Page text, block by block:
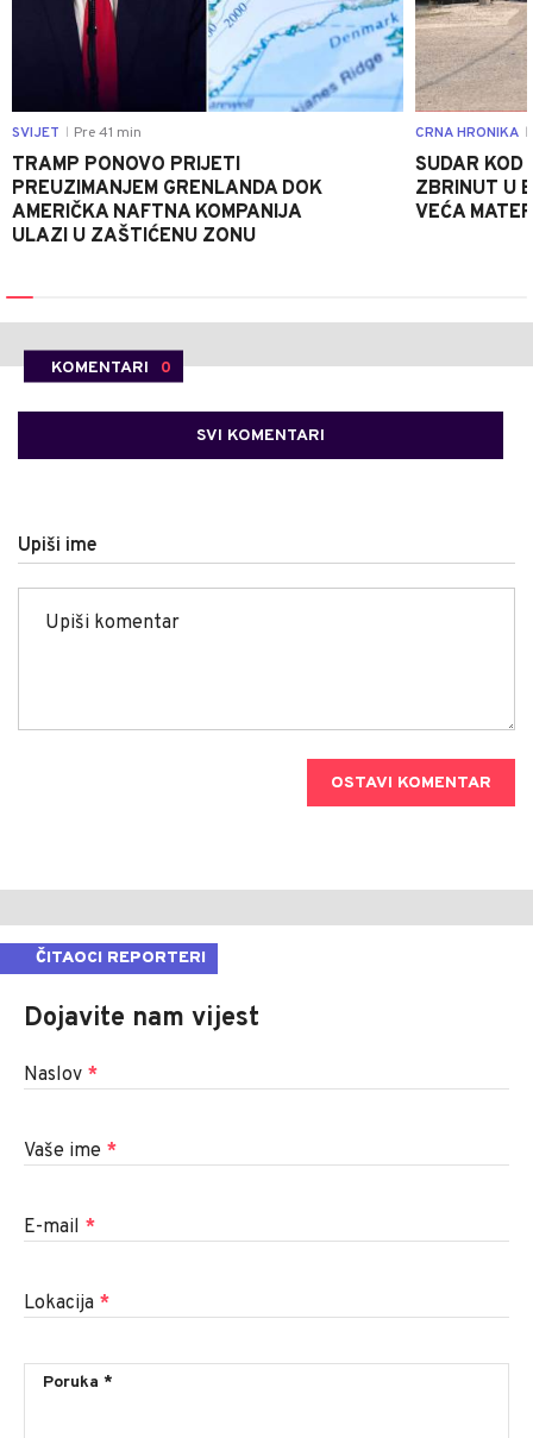
SVIJET Pre 41 min
TRAMP PONOVO PRIJETI
PREUZIMANJEM GRENLANDA DOK
AMERIČKA NAFTNA KOMPANIJA
ULAZI U ZAŠTIĆENU ZONU
CRNA HRONIKA
SUDAR KOD
ZBRINUT U
VEĆA
KOMENTARI 0
SVI KOMENTARI
Upiši ime
OSTAVI KOMENTAR
ČITAOCI REPORTERI
Dojavite nam vijest
Naslov *
Vaše ime *
E-mail *
Lokacija *